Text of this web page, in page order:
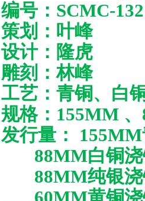
编号：SCMC-132
策划：叶峰
设计：隆虎
雕刻：林峰
工艺：青铜、白
规格：155MM
发行量：
88MM白铜
88MM纯银